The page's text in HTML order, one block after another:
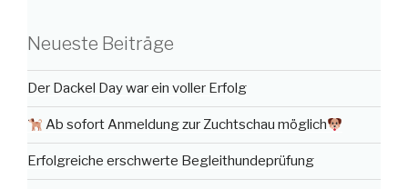
Neueste Beiträge
Der Dackel Day war ein voller Erfolg
Ab sofort Anmeldung zur Zuchtschau möglich
Erfolgreiche erschwerte Begleithundeprüfung